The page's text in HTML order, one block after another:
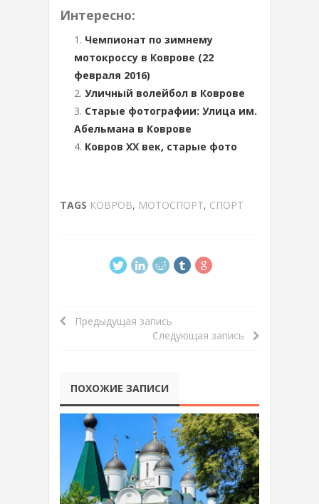
Интересно:
Чемпионат по зимнему
мотокроссу в Коврове (22
февраля 2016)
Уличный волейбол в Коврове
Старые фотографии: Улица им.
Абельмана в Коврове
Ковров ХХ век, старые фото
TAGS КОВРОВ, МОТОСПОРТ, СПОРТ
Предыдущая запись
Следующая запись
ПОХОЖИЕ ЗАПИСИ